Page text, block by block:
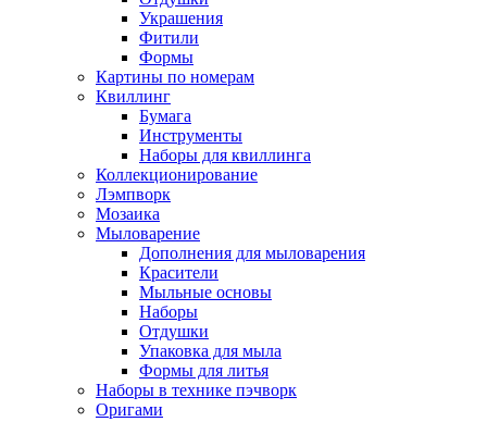
Украшения
Фитили
Формы
Картины по номерам
Квиллинг
Бумага
Инструменты
Наборы для квиллинга
Коллекционирование
Лэмпворк
Мозаика
Мыловарение
Дополнения для мыловарения
Красители
Мыльные основы
Наборы
Отдушки
Упаковка для мыла
Формы для литья
Наборы в технике пэчворк
Оригами